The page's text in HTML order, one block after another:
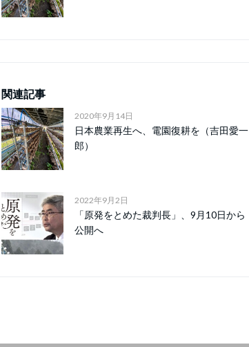
関連記事
2020年9月14日
日本農業再生へ、電園復耕を（吉田愛一
郎）
2022年9月2日
「原発をとめた裁判長」、9月10日から
公開へ